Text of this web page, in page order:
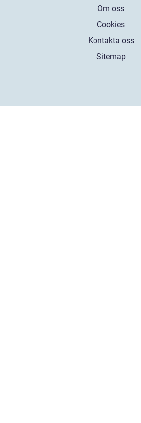
Om oss
Cookies
Kontakta oss
Sitemap